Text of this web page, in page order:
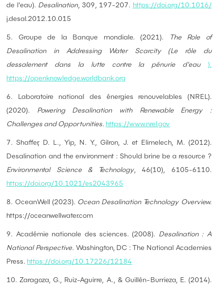
de l'eau). Desalination, 309, 197-207. https://doi.org/10.1016/
j.desal.2012.10.015
5. Groupe de la Banque mondiale. (2021).
The Role of
Desalination in Addressing Water Scarcity (Le rôle du
dessalement dans la lutte contre la pénurie d'eau
).
https://openknowledge.worldbank.org
6. Laboratoire national des énergies renouvelables (NREL).
(2020). Powering Desalination with Renewable Energy :
Challenges and Opportunities. https://www.nrel.gov
7. Shaffer, D. L., Yip, N. Y., Gilron, J. et Elimelech, M. (2012).
Desalination and the environment : Should brine be a resource ?
Environmental Science & Technology, 46(10), 6105-6110.
https://doi.org/10.1021/es2043965
8. OceanWell (2023). Ocean Desalination Technology Overview.
https://oceanwellwater.com
9. Académie nationale des sciences. (2008). Desalination : A
National Perspective. Washington, DC : The National Academies
Press. https://doi.org/10.17226/12184
10. Zaragoza, G., Ruiz-Aguirre, A., & Guillén-Burrieza, E. (2014).